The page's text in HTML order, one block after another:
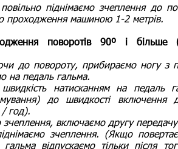
піднімаємо зчеплення до
проходження машиною 1-2 метрів.
поворотів 90º і більше
до повороту, прибираємо ногу з
на педаль гальма.
натисканням на педаль
до швидкості включення
/ год).
включаємо другу
зчеплення. (Якщо
відпускаємо тільки після